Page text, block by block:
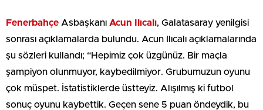
Fenerbahçe Asbaşkanı Acun Ilıcalı, Galatasaray yenilgisi
sonrası açıklamalarda bulundu. Acun Ilıcalı açıklamalarında
şu sözleri kullandı; “Hepimiz çok üzgünüz. Bir maçla
şampiyon olunmuyor, kaybedilmiyor. Grubumuzun oyunu
çok müspet. İstatistiklerde üstteyiz. Alışılmış ki futbol
sonuç oyunu kaybettik. Geçen sene 5 puan öndeydik, bu